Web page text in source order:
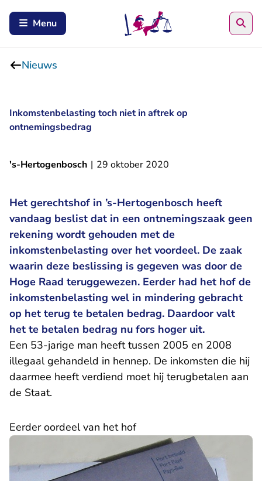
Menu
Nieuws
Inkomstenbelasting toch niet in aftrek op
ontnemingsbedrag
's-Hertogenbosch | 29 oktober 2020
Het gerechtshof in ’s-Hertogenbosch heeft
vandaag beslist dat in een ontnemingszaak geen
rekening wordt gehouden met de
inkomstenbelasting over het voordeel. De zaak
waarin deze beslissing is gegeven was door de
Hoge Raad teruggewezen. Eerder had het hof de
inkomstenbelasting wel in mindering gebracht
op het terug te betalen bedrag. Daardoor valt
het te betalen bedrag nu fors hoger uit.
Een 53-jarige man heeft tussen 2005 en 2008
illegaal gehandeld in hennep. De inkomsten die hij
daarmee heeft verdiend moet hij terugbetalen aan
de Staat.
Eerder oordeel van het hof